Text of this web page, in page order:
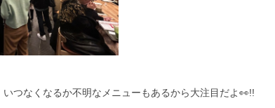
つなくなるか不明なメニューもあるから大注目だよ👀!!